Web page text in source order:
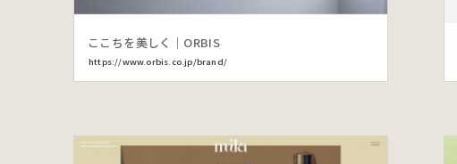
ここちを美しく｜ORBIS
https://www.orbis.co.jp/brand/